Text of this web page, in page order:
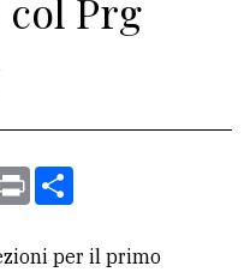
col Prg
Print
per il primo